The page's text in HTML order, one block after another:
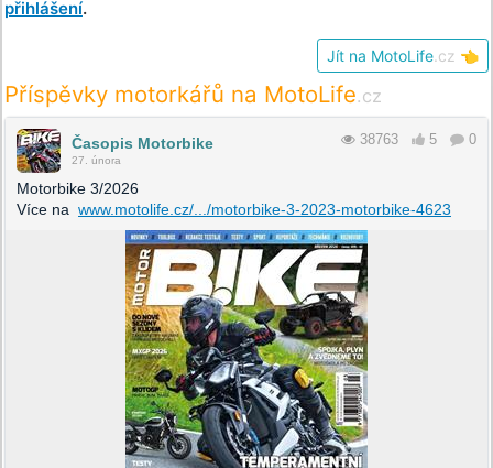
přihlášení.
Jít na MotoLife .cz 👈
Příspěvky motorkářů na MotoLife.cz
Časopis Motorbike
27. února
38763 5 0
Motorbike 3/2026
Více na www.motolife.cz/.../motorbike-3-2023-motorbike-4623